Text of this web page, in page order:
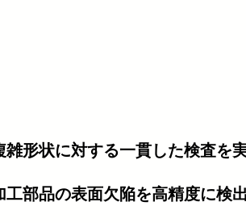
雑形状に対する一貫した検査を
工部品の表面欠陥を高精度に検出